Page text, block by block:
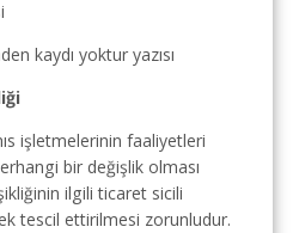
kaydı yoktur yazısı
işletmelerinin faaliyetleri
bir değişlik olması
ilgili ticaret sicili
tescil ettirilmesi zorunludur.